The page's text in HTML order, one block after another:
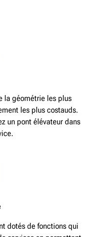
la géométrie les plus
les plus costauds.
un pont élévateur dans
dotés de fonctions qui